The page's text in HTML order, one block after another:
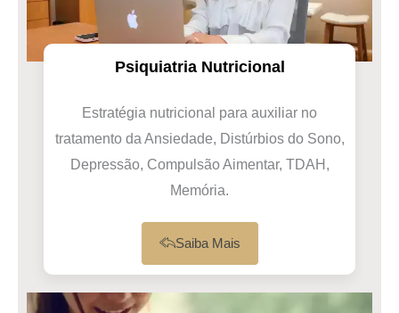
Psiquiatria Nutricional
Estratégia nutricional para auxiliar no
tratamento da Ansiedade, Distúrbios do Sono,
Depressão, Compulsão Aimentar, TDAH,
Memória.
Saiba Mais